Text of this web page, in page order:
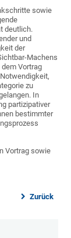
sowie
deutlich.
und
der
Machens
Vortrag
zu
In
partizipativer
bestimmter
Vortrag sowie
Zurück